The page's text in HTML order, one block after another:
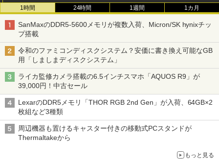
1時間 24時間 1週間 1カ月
SanMaxのDDR5-5600メモリが複数入荷、Micron/SK hynixチッ
プ搭載
令和のファミコンディスクシステム？安価に書き換え可能なGB
用「しましまディスクシステム」
ライカ監修カメラ搭載の6.5インチスマホ「AQUOS R9」が
39,000円！中古セール
LexarのDDR5メモリ「THOR RGB 2nd Gen」が入荷、64GB×2
枚組など3種類
周辺機器も置けるキャスター付きの移動式PCスタンドが
Thermaltakeから
もっと見る